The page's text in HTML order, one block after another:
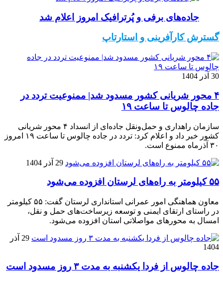
جاده‌های برفی و پُرترافیک امروز اعلام شد
گسترش کارآفرینی و استارتاپ
30 آذر 1404
۴ محور شریانی کشور مسدود شد| ممنوعیت تردد در
جاده چالوس تا ساعت ۱۹
سازمان راهداری و حمل‌ونقل جاده‌ای از انسداد ۴ محور شریانی
کشور خبر داد و اعلام کرد: تردد در جاده چالوس تا ساعت ۱۹ امروز
۳۰ آذرماه ممنوع است.
29 آذر 1404
۵۵ کیلومتر به راه‌های لرستان افزوده می‌شود
معاون هماهنگی امور عمرانی استانداری لرستان گفت: ۵۵ کیلومتر
در راستای ارتقای ایمنی و توسعه زیرساخت‌های حمل و نقل،
امسال به محورهای مواصلاتی استان افزوده می‌شود.
29 آذر
1404
جاده چالوس از فردا یکشنبه به مدت ۳ روز مسدود است